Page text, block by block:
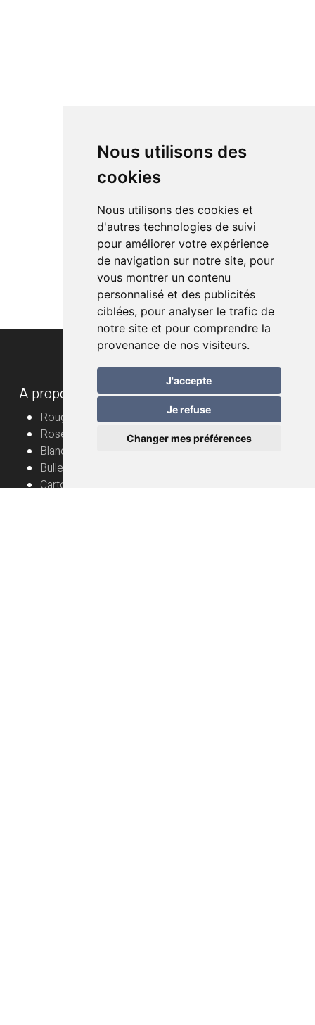
Nous utilisons des
cookies
Nous utilisons des cookies et
d'autres technologies de suivi
pour améliorer votre expérience
de navigation sur notre site, pour
vous montrer un contenu
personnalisé et des publicités
ciblées, pour analyser le trafic de
notre site et pour comprendre la
provenance de nos visiteurs.
J'accepte
Je refuse
Changer mes préférences
A propos
Rouge
Rosé
Blanc
Bulles
Cartons